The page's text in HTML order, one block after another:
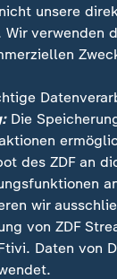
Material von
Alte
das Moor
um
für den
zu schaffen.
den
zu viele
unsere
verwenden
Die
des ZDF an
wir
von ZDF
Daten von